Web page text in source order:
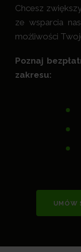
Chcesz
ze wsparcia
możliwości
Poznaj
zakresu:
UMÓW